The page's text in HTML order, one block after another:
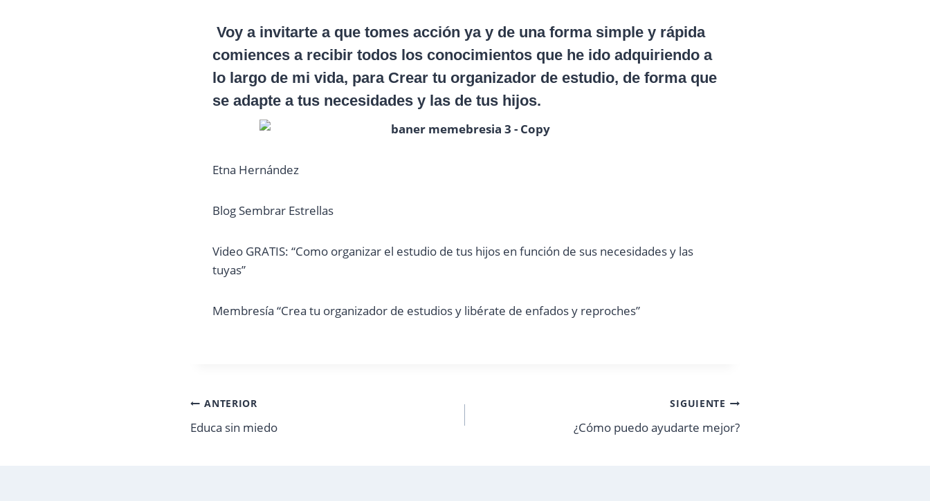
Voy a invitarte a que tomes acción ya y de una forma simple y rápida
comiences a recibir todos los conocimientos que he ido adquiriendo a
lo largo de mi vida, para Crear tu organizador de estudio, de forma que
se adapte a tus necesidades y las de tus hijos.
Etna Hernández
Blog Sembrar Estrellas
Video GRATIS: “Como organizar el estudio de tus hijos en función de sus necesidades y las
tuyas”
Membresía “Crea tu organizador de estudios y libérate de enfados y reproches”
Navegación
de
ANTERIOR
Educa sin miedo
SIGUIENTE
¿Cómo puedo ayudarte mejor?